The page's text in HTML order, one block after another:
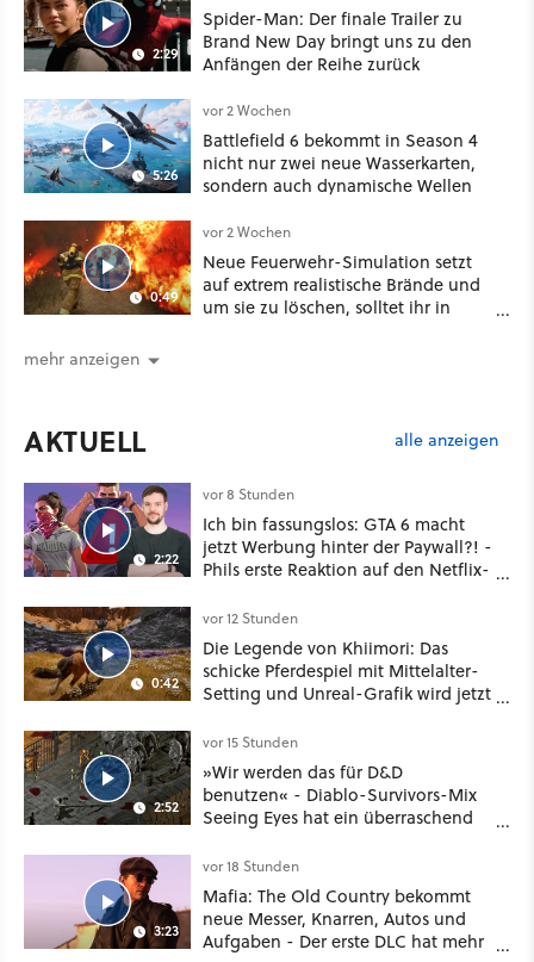
2:29
Spider-Man: Der finale Trailer zu
Brand New Day bringt uns zu den
Anfängen der Reihe zurück
5:26
vor 2 Wochen
Battlefield 6 bekommt in Season 4
nicht nur zwei neue Wasserkarten,
sondern auch dynamische Wellen
0:49
vor 2 Wochen
Neue Feuerwehr-Simulation setzt
auf extrem realistische Brände und
um sie zu löschen, solltet ihr in
mehr anzeigen
AKTUELL alle anzeigen
2:22
vor 8 Stunden
Ich bin fassungslos: GTA 6 macht
jetzt Werbung hinter der Paywall?! -
Phils erste Reaktion auf den Netflix-
0:42
vor 12 Stunden
Die Legende von Khiimori: Das
schicke Pferdespiel mit Mittelalter-
Setting und Unreal-Grafik wird jetzt
2:52
vor 15 Stunden
»Wir werden das für D&D
benutzen« - Diablo-Survivors-Mix
Seeing Eyes hat ein überraschend
3:23
vor 18 Stunden
Mafia: The Old Country bekommt
neue Messer, Knarren, Autos und
Aufgaben - Der erste DLC hat mehr